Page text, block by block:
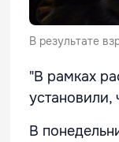
В результате
"В рамках
установили,
В